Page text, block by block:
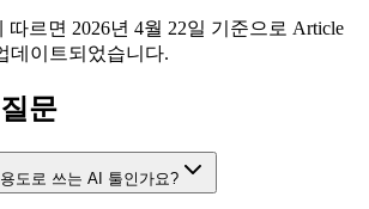
르면 2026년 4월 22일 기준으로 Article
데이트되었습니다.
문
도로 쓰는 AI 툴인가요?